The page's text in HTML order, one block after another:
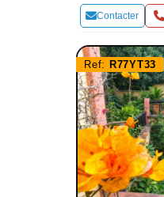
Contacter
Ref: R77YT33